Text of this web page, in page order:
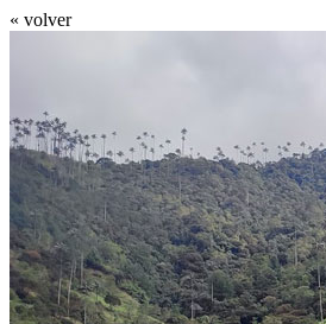
« volver